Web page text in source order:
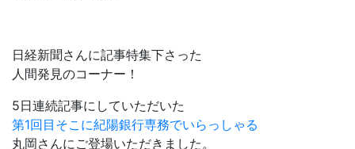
日経新聞さんに記事特集下さった
人間発見のコーナー！
5日連続記事にしていただいた
第1回目そこに紀陽銀行専務でいらっしゃる
丸岡さんにご登場いただきました。